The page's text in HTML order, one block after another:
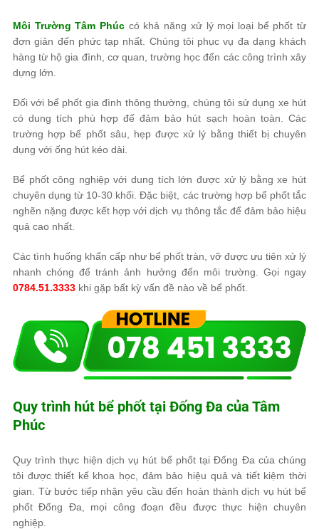
Môi Trường Tâm Phúc có khả năng xử lý mọi loại bể phốt từ
đơn giản đến phức tạp nhất. Chúng tôi phục vụ đa dạng khách
hàng từ hộ gia đình, cơ quan, trường học đến các công trình xây
dựng lớn.
Đối với bể phốt gia đình thông thường, chúng tôi sử dụng xe hút
có dung tích phù hợp để đảm bảo hút sạch hoàn toàn. Các
trường hợp bể phốt sâu, hẹp được xử lý bằng thiết bị chuyên
dụng với ống hút kéo dài.
Bể phốt công nghiệp với dung tích lớn được xử lý bằng xe hút
chuyên dụng từ 10-30 khối. Đặc biệt, các trường hợp bể phốt tắc
nghẽn nặng được kết hợp với dịch vụ thông tắc để đảm bảo hiệu
quả cao nhất.
Các tình huống khẩn cấp như bể phốt tràn, vỡ được ưu tiên xử lý
nhanh chóng để tránh ảnh hưởng đến môi trường. Gọi ngay
0784.51.3333 khi gặp bất kỳ vấn đề nào về bể phốt.
Quy trình hút bể phốt tại Đống Đa của Tâm
Phúc
Quy trình thực hiện dịch vụ hút bể phốt tại Đống Đa của chúng
tôi được thiết kế khoa học, đảm bảo hiệu quả và tiết kiệm thời
gian. Từ bước tiếp nhận yêu cầu đến hoàn thành dịch vụ hút bể
phốt Đống Đa, mọi công đoạn đều được thực hiện chuyên
nghiệp.